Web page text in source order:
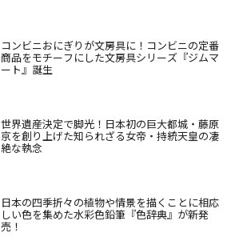
コンビニおにぎりが文房具に！コンビニの定番
商品をモチーフにした文房具シリーズ『ジムマ
ート』誕生
世界遺産決定で脚光！日本初の巨大都城・藤原
京を創り上げた知られざる女帝・持統天皇の凄
絶な執念
日本の四季折々の植物や情景を描くことに相応
しい色を集めた水彩色鉛筆『色辞典』が新発
売！